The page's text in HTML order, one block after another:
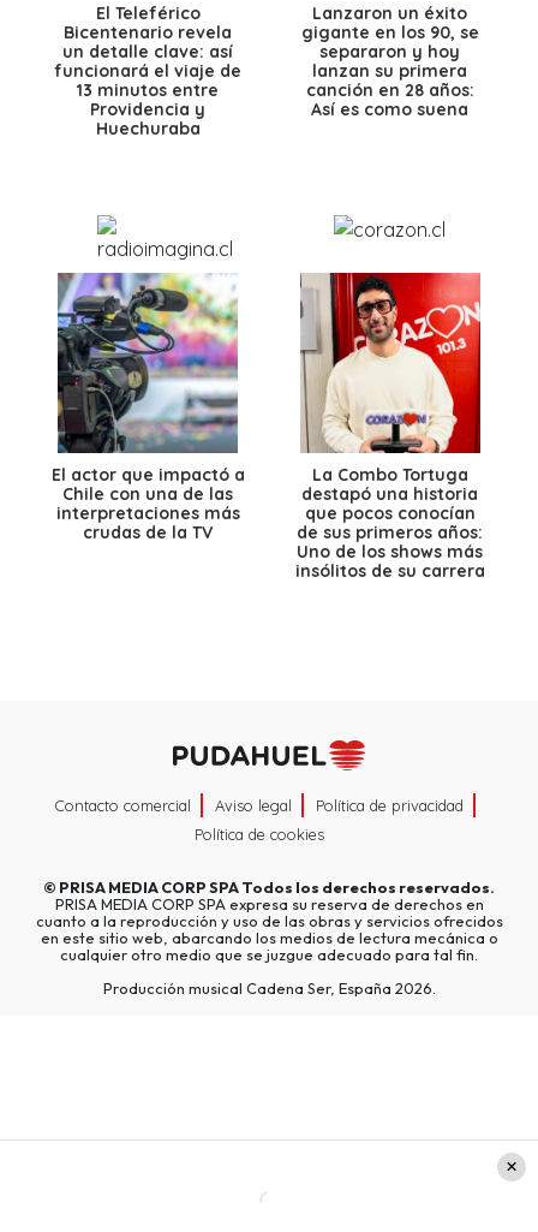
El Teleférico
Bicentenario revela
un detalle clave: así
funcionará el viaje de
13 minutos entre
Providencia y
Huechuraba
Lanzaron un éxito
gigante en los 90, se
separaron y hoy
lanzan su primera
canción en 28 años:
Así es como suena
El actor que impactó a
Chile con una de las
interpretaciones más
crudas de la TV
La Combo Tortuga
destapó una historia
que pocos conocían
de sus primeros años:
Uno de los shows más
insólitos de su carrera
Contacto comercial Aviso legal
Política de privacidad
Política de cookies
© PRISA MEDIA CORP SPATodos los derechos reservados.
PRISA MEDIA CORP SPA expresa su reserva de derechos en
cuanto a la reproducción y uso de las obras y servicios ofrecidos
en este sitio web, abarcando los medios de lectura mecánica o
cualquier otro medio que se juzgue adecuado para tal fin.
Producción musical Cadena Ser, España 2026.